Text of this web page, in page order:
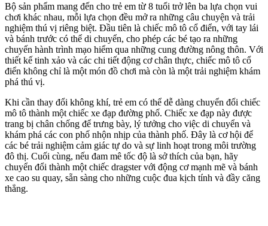
Bộ sản phẩm mang đến cho trẻ em từ 8 tuổi trở lên ba lựa chọn vui
chơi khác nhau, mỗi lựa chọn đều mở ra những câu chuyện và trải
nghiệm thú vị riêng biệt. Đầu tiên là chiếc mô tô cổ điển, với tay lái
và bánh trước có thể di chuyển, cho phép các bé tạo ra những
chuyến hành trình mạo hiểm qua những cung đường nông thôn. Với
thiết kế tinh xảo và các chi tiết động cơ chân thực, chiếc mô tô cổ
điển không chỉ là một món đồ chơi mà còn là một trải nghiệm khám
phá thú vị.
Khi cần thay đổi không khí, trẻ em có thể dễ dàng chuyển đổi chiếc
mô tô thành một chiếc xe đạp đường phố. Chiếc xe đạp này được
trang bị chân chống để trưng bày, lý tưởng cho việc di chuyển và
khám phá các con phố nhộn nhịp của thành phố. Đây là cơ hội để
các bé trải nghiệm cảm giác tự do và sự linh hoạt trong môi trường
đô thị. Cuối cùng, nếu đam mê tốc độ là sở thích của bạn, hãy
chuyển đổi thành một chiếc dragster với động cơ mạnh mẽ và bánh
xe cao su quay, sẵn sàng cho những cuộc đua kịch tính và đầy căng
thẳng.